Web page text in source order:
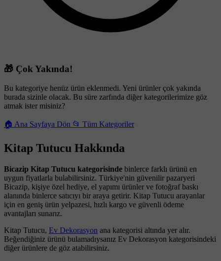
🎁 Çok Yakında!
Bu kategoriye henüz ürün eklenmedi. Yeni ürünler çok yakında
burada sizinle olacak. Bu süre zarfında diğer kategorilerimize göz
atmak ister misiniz?
🏠 Ana Sayfaya Dön 📂 Tüm Kategoriler
Kitap Tutucu Hakkında
Bicazip Kitap Tutucu kategorisinde binlerce farklı ürünü en
uygun fiyatlarla bulabilirsiniz. Türkiye'nin güvenilir pazaryeri
Bicazip, kişiye özel hediye, el yapımı ürünler ve fotoğraf baskı
alanında binlerce satıcıyı bir araya getirir. Kitap Tutucu arayanlar
için en geniş ürün yelpazesi, hızlı kargo ve güvenli ödeme
avantajları sunarız.
Kitap Tutucu, Ev Dekorasyon ana kategorisi altında yer alır.
Beğendiğiniz ürünü bulamadıysanız Ev Dekorasyon kategorisindeki
diğer ürünlere de göz atabilirsiniz.